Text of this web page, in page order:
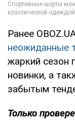
Ранее
неожиданные
жаркий сезон
новинки, а
забытым
Только